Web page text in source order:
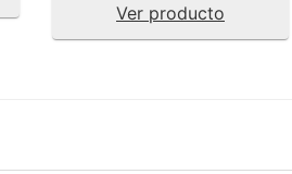
Ver producto